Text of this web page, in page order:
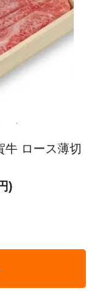
ロース薄切
)